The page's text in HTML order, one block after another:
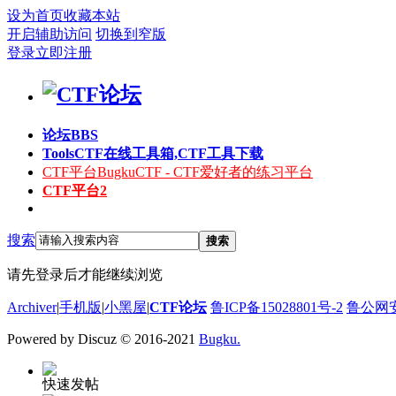
设为首页收藏本站
开启辅助访问 切换到窄版
登录立即注册
论坛BBS
ToolsCTF在线工具箱,CTF工具下载
CTF平台BugkuCTF - CTF爱好者的练习平台
CTF平台2
搜索 搜索
请先登录后才能继续浏览
Archiver|手机版|小黑屋|CTF论坛 鲁ICP备15028801号-2 鲁公网
Powered by Discuz © 2016-2021 Bugku.
快速发帖